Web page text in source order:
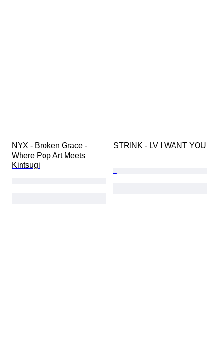
NYX - Broken Grace -
Where Pop Art Meets
Kintsugi
STRINK - LV I WANT YOU